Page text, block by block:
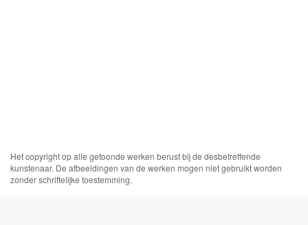
Het copyright op alle getoonde werken berust bij de desbetreffende
kunstenaar. De afbeeldingen van de werken mogen niet gebruikt worden
zonder schriftelijke toestemming.